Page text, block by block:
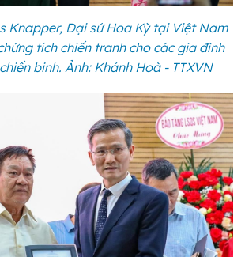
Knapper, Đại sứ Hoa Kỳ tại Việt Nam
tích chiến tranh cho các gia đình
binh. Ảnh: Khánh Hoà - TTXVN